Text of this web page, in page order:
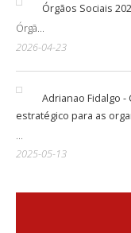
Órgãos Sociais
Órgã...
2026-04-23
Adrianao Fidalgo
estratégico para as
...
2025-05-13